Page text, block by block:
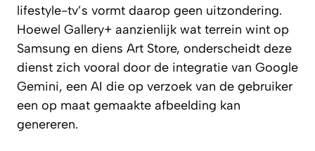
lifestyle-tv’s vormt daarop geen uitzondering.
Hoewel Gallery+ aanzienlijk wat terrein wint op
Samsung en diens Art Store, onderscheidt deze
dienst zich vooral door de integratie van Google
Gemini, een AI die op verzoek van de gebruiker
een op maat gemaakte afbeelding kan
genereren.